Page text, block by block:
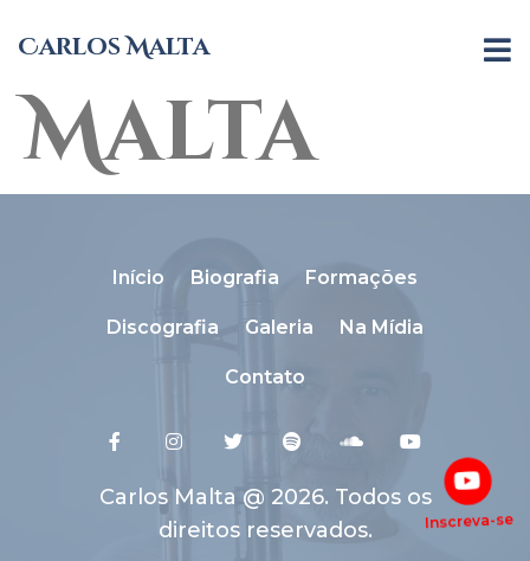
Carlos Malta
Inscreva-se
Carlos
Malta
Início Biografia Formações
Discografia Galeria Na Mídia
Contato
Carlos Malta @ 2026. Todos os
direitos reservados.